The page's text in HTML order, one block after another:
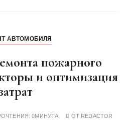
АВТОМОБИЛЯ
пожарного
и оптимизация
0МИНУТА ОТ REDACTOR